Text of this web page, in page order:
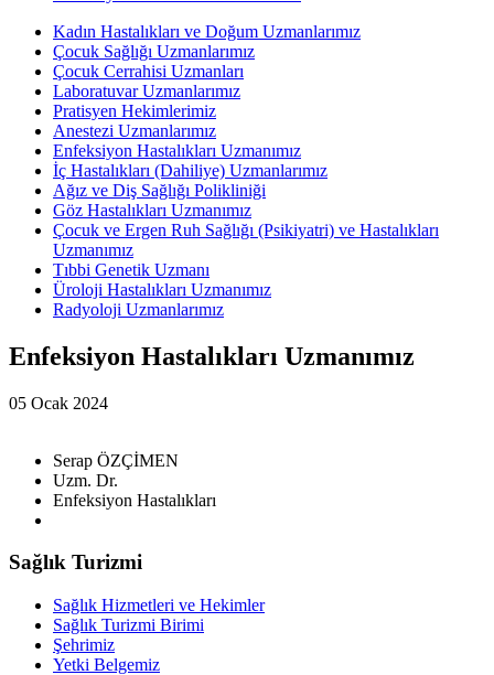
Kadın Hastalıkları ve Doğum Uzmanlarımız
Çocuk Sağlığı Uzmanlarımız
Çocuk Cerrahisi Uzmanları
Laboratuvar Uzmanlarımız
Pratisyen Hekimlerimiz
Anestezi Uzmanlarımız
Enfeksiyon Hastalıkları Uzmanımız
İç Hastalıkları (Dahiliye) Uzmanlarımız
Ağız ve Diş Sağlığı Polikliniği
Göz Hastalıkları Uzmanımız
Çocuk ve Ergen Ruh Sağlığı (Psikiyatri) ve Hastalıkları
Uzmanımız
Tıbbi Genetik Uzmanı
Üroloji Hastalıkları Uzmanımız
Radyoloji Uzmanlarımız
Enfeksiyon Hastalıkları Uzmanımız
05 Ocak 2024
Serap ÖZÇİMEN
Uzm. Dr.
Enfeksiyon Hastalıkları
Sağlık Turizmi
Sağlık Hizmetleri ve Hekimler
Sağlık Turizmi Birimi
Şehrimiz
Yetki Belgemiz